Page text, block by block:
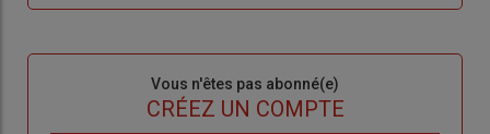
de
me
Vous n'êtes pas abonné(e)
CRÉEZ UN COMPTE